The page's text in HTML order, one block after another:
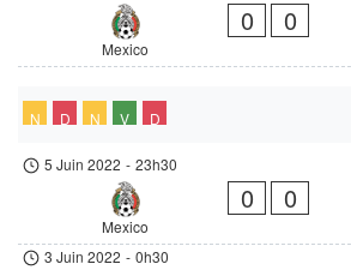
Mexico
0 0
N D N V D
5 Juin 2022 - 23h30
Mexico
0 0
3 Juin 2022 - 0h30